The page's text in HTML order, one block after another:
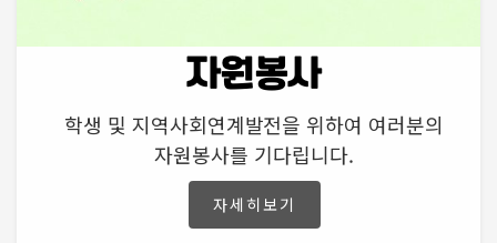
자원봉사
학생 및 지역사회연계발전을 위하여 여러분의
자원봉사를 기다립니다.
자세히보기